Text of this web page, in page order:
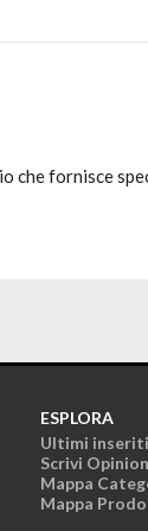
che fornisce
ESPLORA
Ultimi inseriti
Scrivi
Mappa
Mappa